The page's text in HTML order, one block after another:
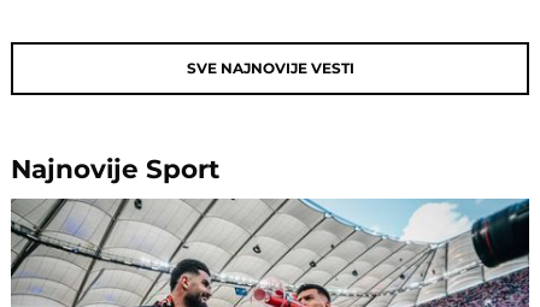
SVE NAJNOVIJE VESTI
NajnovijeSport